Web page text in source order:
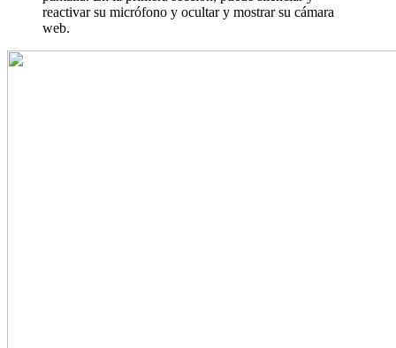
reactivar su micrófono y ocultar y mostrar su cámara
web.